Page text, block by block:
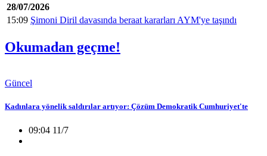
28/07/2026
15:09 Şimoni Diril davasında beraat kararları AYM'ye taşındı
Okumadan geçme!
Güncel
Kadınlara yönelik saldırılar artıyor: Çözüm Demokratik Cumhuriyet'te
09:04 11/7